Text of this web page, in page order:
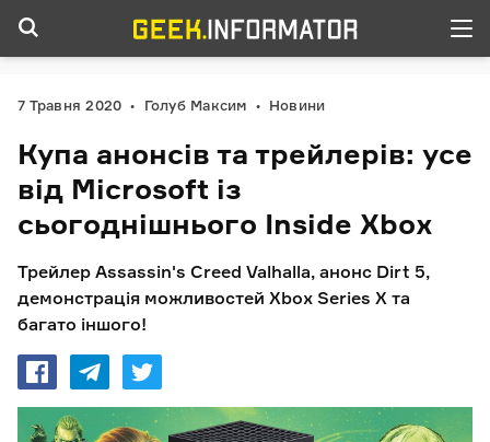
7 Травня 2020 Голуб Максим Новини
Купа анонсів та трейлерів: усе
від Microsoft із
сьогоднішнього Inside Xbox
Трейлер Assassin's Creed Valhalla, анонс Dirt 5,
демонстрація можливостей Xbox Series X та
багато іншого!